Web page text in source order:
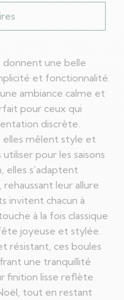
donnent une belle
et fonctionnalité.
ambiance calme et
pour ceux qui
discrète.
elles mêlent style et
pour les saisons
elles s’adaptent
leur allure
invitent chacun à
à la fois classique
joyeuse et stylée.
résistant, ces boules
une tranquillité
finition lisse reflète
tout en restant